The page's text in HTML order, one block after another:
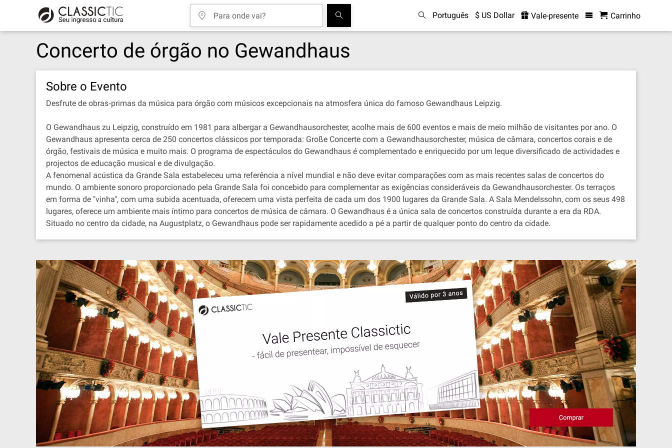
Português $ US Dollar Vale-presente Carrinho
Concerto de órgão no Gewandhaus
Sobre o Evento
Desfrute de obras‐primas da música para órgão com músicos excepcionais na atmosfera única do famoso Gewandhaus Leipzig.
O Gewandhaus zu Leipzig, construído em 1981 para albergar a Gewandhausorchester, acolhe mais de 600 eventos e mais de meio milhão de visitantes por ano. O
Gewandhaus apresenta cerca de 250 concertos clássicos por temporada: Große Concerte com a Gewandhausorchester, música de câmara, concertos corais e de
órgão, festivais de música e muito mais. O programa de espectáculos do Gewandhaus é complementado e enriquecido por um leque diversificado de actividades e
projectos de educação musical e de divulgação.
A fenomenal acústica da Grande Sala estabeleceu uma referência a nível mundial e não deve evitar comparações com as mais recentes salas de concertos do
mundo. O ambiente sonoro proporcionado pela Grande Sala foi concebido para complementar as exigências consideráveis da Gewandhausorchester. Os terraços
em forma de "vinha", com uma subida acentuada, oferecem uma vista perfeita de cada um dos 1900 lugares da Grande Sala. A Sala Mendelssohn, com os seus 498
lugares, oferece um ambiente mais íntimo para concertos de música de câmara. O Gewandhaus é a única sala de concertos construída durante a era da RDA.
Situado no centro da cidade, na Augustplatz, o Gewandhaus pode ser rapidamente acedido a pé a partir de qualquer ponto do centro da cidade.